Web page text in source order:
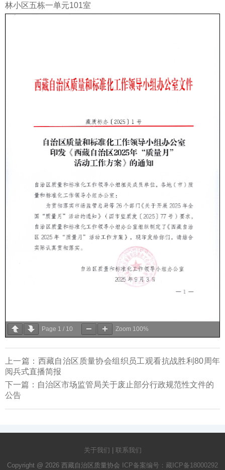
林小区五栋一单元101室
Page 1 / 10 Zoom 100%
上一篇： 西藏自治区质量协会组织员工观看抗战胜利80周年
阅兵式直播简报
下一篇： 自治区市场监管局关于废止部分行政规范性文件的
公告
关于我们
联系我们
Copyright @ 2026 西藏自治区质量协会
ICP备案编号：藏ICP备18000292